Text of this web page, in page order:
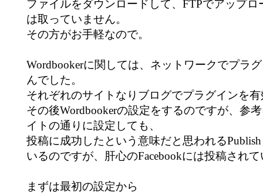
ファイルをダウンロードして、FTPでアップ
は取っていません。
その方がお手軽なので。
Wordbookerに関しては、ネットワークでプラ
んでした。
それぞれのサイトなりブログでプラグインを
その後Wordbookerの設定をするのですが、参
イトの通りに設定しても、
投稿に成功したという意味だと思われる
いるのですが、肝心のFacebookには投稿され
まずは最初の設定から